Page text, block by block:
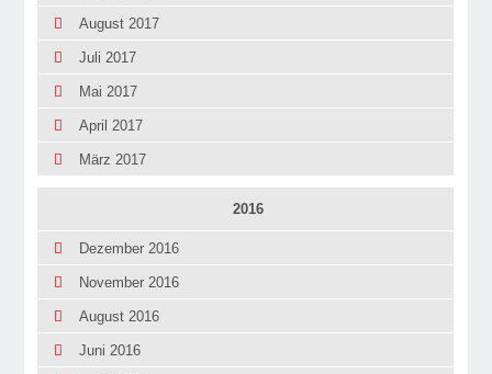
August 2017
Juli 2017
Mai 2017
April 2017
März 2017
2016
Dezember 2016
November 2016
August 2016
Juni 2016